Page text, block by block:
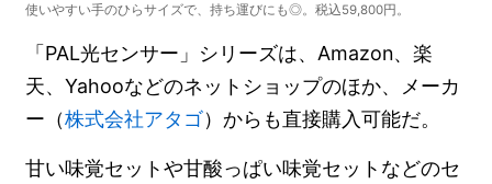
使いやすい手のひらサイズで、持ち運びにも◎。税込59,800円。
「PAL光センサー」シリーズは、Amazon、楽
天、Yahooなどのネットショップのほか、メーカ
ー（株式会社アタゴ）からも直接購入可能だ。
甘い味覚セットや甘酸っぱい味覚セットなどのセ